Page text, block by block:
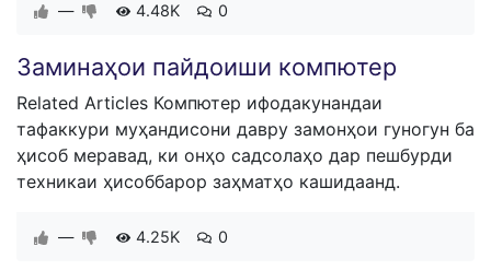
— 4.48K 0
Заминаҳои пайдоиши компютер
Related Articles Компютер ифодакунандаи
тафаккури муҳандисони давру замонҳои гуногун ба
ҳисоб меравад, ки онҳо садсолаҳо дар пешбурди
техникаи ҳисоббарор заҳматҳо кашидаанд.
— 4.25K 0